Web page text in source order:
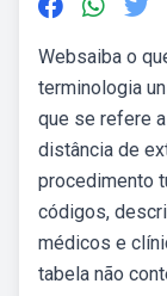
Websaiba o
terminologia
que se refere
distância de
procedimento
códigos,
médicos e
tabela não